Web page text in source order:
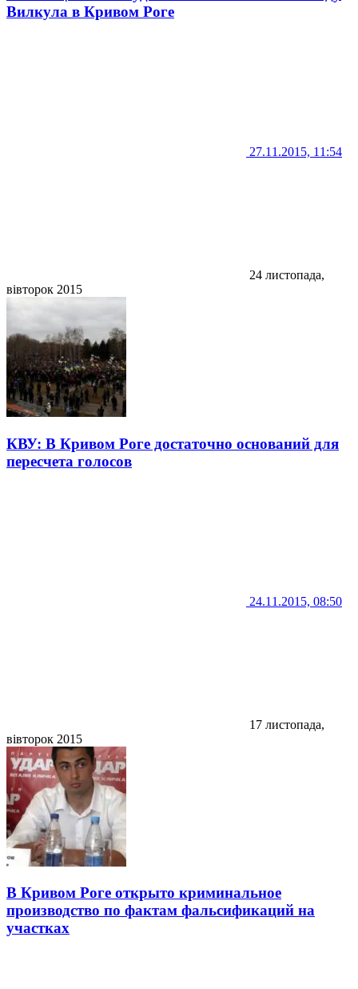
Вилкула в Кривом Роге
27.11.2015, 11:54
24 листопада,
вівторок 2015
КВУ: В Кривом Роге достаточно оснований для
пересчета голосов
24.11.2015, 08:50
17 листопада,
вівторок 2015
В Кривом Роге открыто криминальное
производство по фактам фальсификаций на
участках